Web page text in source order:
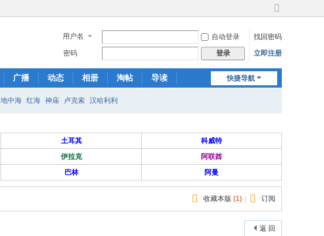
切
到
宽
用户名 自动登录
找回密码
密码
登录 立即注册
快捷导航
广播 动态 相册 淘帖
导读
地中海 红海 神庙 卢克索 汉哈利利
土耳其
科威特
伊拉克
阿联酋
巴林 阿曼
收藏本版 (1) 订阅
返 回